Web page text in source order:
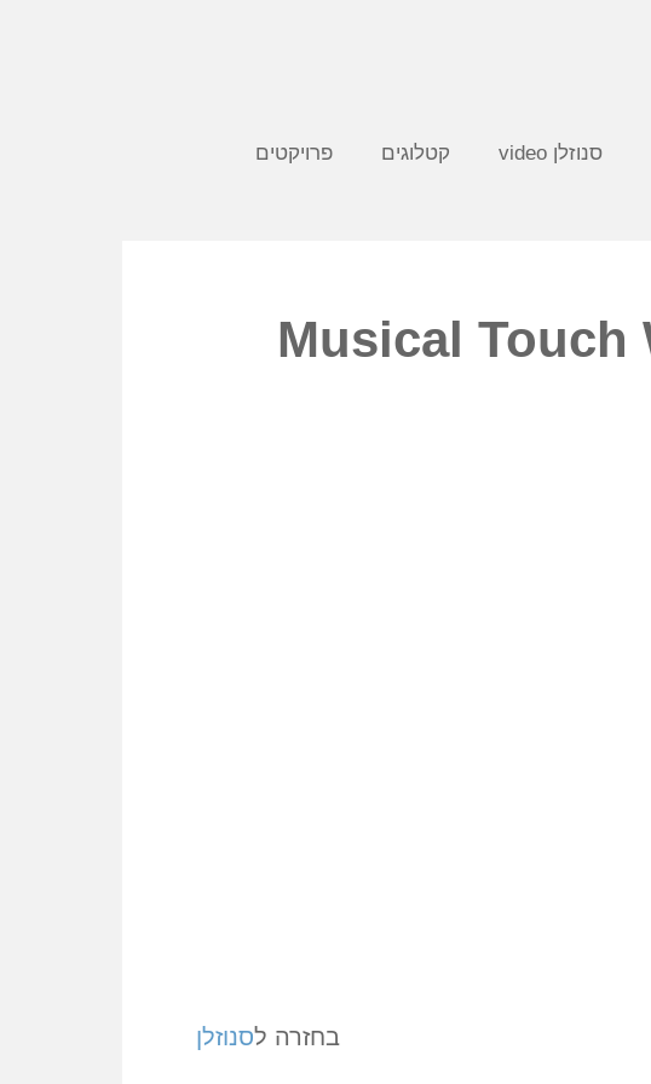
סנוזלן video קטלוגים
פרויקטים
בחזרה לסנוזלן